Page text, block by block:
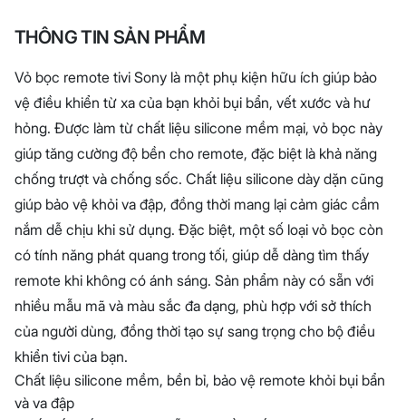
THÔNG TIN SẢN PHẨM
Vỏ bọc remote tivi Sony là một phụ kiện hữu ích giúp bảo
vệ điều khiển từ xa của bạn khỏi bụi bẩn, vết xước và hư
hỏng. Được làm từ chất liệu silicone mềm mại, vỏ bọc này
giúp tăng cường độ bền cho remote, đặc biệt là khả năng
chống trượt và chống sốc. Chất liệu silicone dày dặn cũng
giúp bảo vệ khỏi va đập, đồng thời mang lại cảm giác cầm
nắm dễ chịu khi sử dụng. Đặc biệt, một số loại vỏ bọc còn
có tính năng phát quang trong tối, giúp dễ dàng tìm thấy
remote khi không có ánh sáng. Sản phẩm này có sẵn với
nhiều mẫu mã và màu sắc đa dạng, phù hợp với sở thích
của người dùng, đồng thời tạo sự sang trọng cho bộ điều
khiển tivi của bạn.
Chất liệu silicone mềm, bền bỉ, bảo vệ remote khỏi bụi bẩn
và va đập